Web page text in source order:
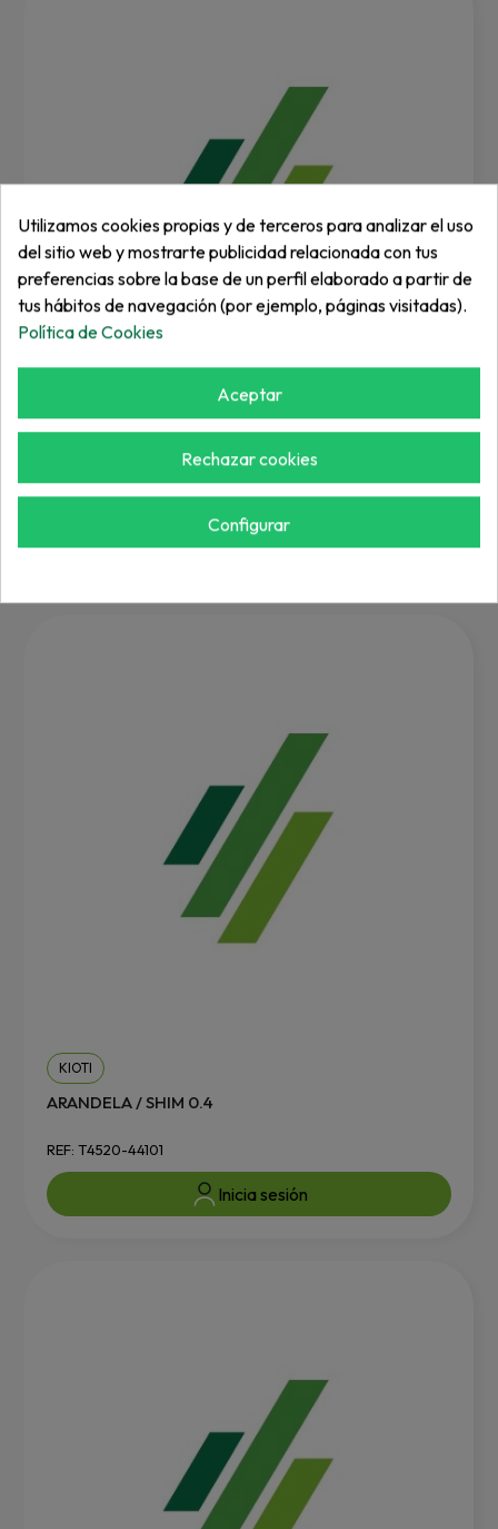
FERRIS
REF: 1759450YP
Inicia sesión
KIOTI
ARANDELA / SHIM 0.4
REF: T4520-44101
Inicia sesión
Utilizamos cookies propias y de terceros para analizar el uso
del sitio web y mostrarte publicidad relacionada con tus
preferencias sobre la base de un perfil elaborado a partir de
tus hábitos de navegación (por ejemplo, páginas visitadas).
Política de Cookies
Aceptar
Rechazar cookies
Configurar